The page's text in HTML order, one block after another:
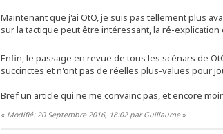
Maintenant que j'ai OtO, je suis pas tellement plus
sur la tactique peut être intéressant, la ré-
Enfin, le passage en revue de tous les scénars de
succinctes et n'ont pas de réelles plus-values pour
Bref un article qui ne me convainc pas, et encore
« Modifié: 20 Septembre 2016, 18:02 par Guillaume»